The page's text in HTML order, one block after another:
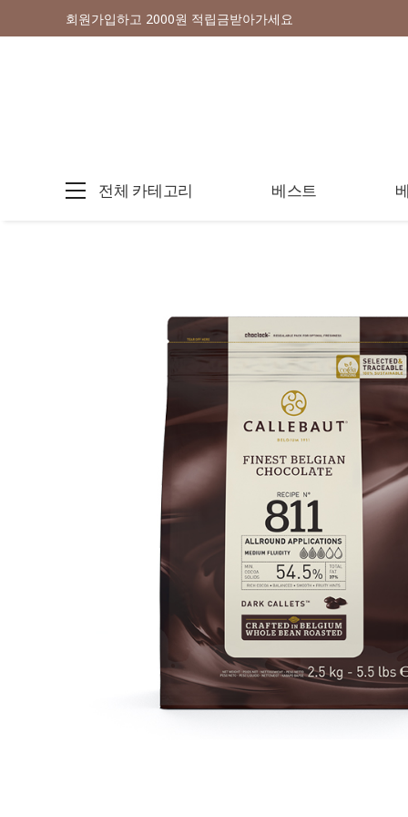
회원가입하고 2000원 적립금받아가세요
전체 카테고리 베스트